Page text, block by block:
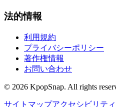
法的情報
利用規約
プライバシーポリシー
著作権情報
お問い合わせ
© 2026 KpopSnap. All rights
サイトマップアクセシビリティ